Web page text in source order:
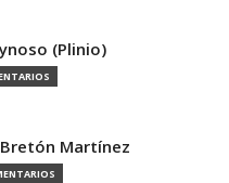
(Plinio)
Martínez